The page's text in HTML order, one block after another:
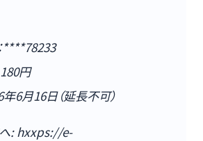
****78233
円
6月16日（延長不可）
: hxxps://e-